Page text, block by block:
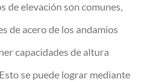
de elevación son comunes,
de acero de los andamios
capacidades de altura
se puede lograr mediante